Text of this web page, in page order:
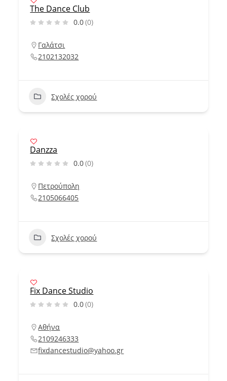
The Dance Club
0.0(0)
Γαλάτσι
2102132032
Σχολές χορού
Danzza
0.0(0)
Πετρούπολη
2105066405
Σχολές χορού
Fix Dance Studio
0.0(0)
Αθήνα
2109246333
fixdancestudio@yahoo.gr